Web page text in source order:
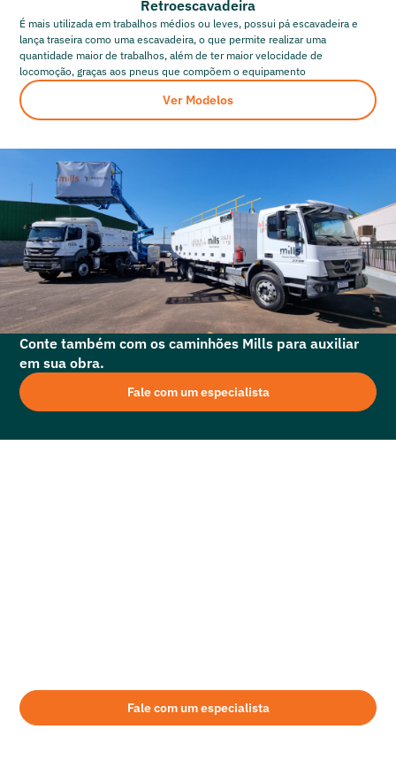
Retroescavadeira
É mais utilizada em trabalhos médios ou leves, possui pá escavadeira e
lança traseira como uma escavadeira, o que permite realizar uma
quantidade maior de trabalhos, além de ter maior velocidade de
locomoção, graças aos pneus que compõem o equipamento
Ver Modelos
Conte também com os caminhões Mills para auxiliar
em sua obra.
Fale com um especialista
Fale com um especialista